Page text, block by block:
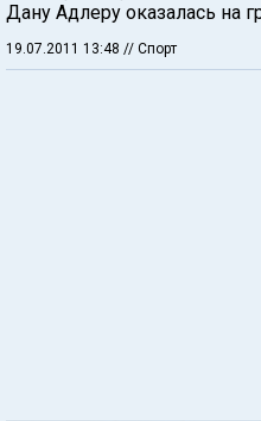
Дану Адлеру оказалась на
19.07.2011 13:48 // Спорт